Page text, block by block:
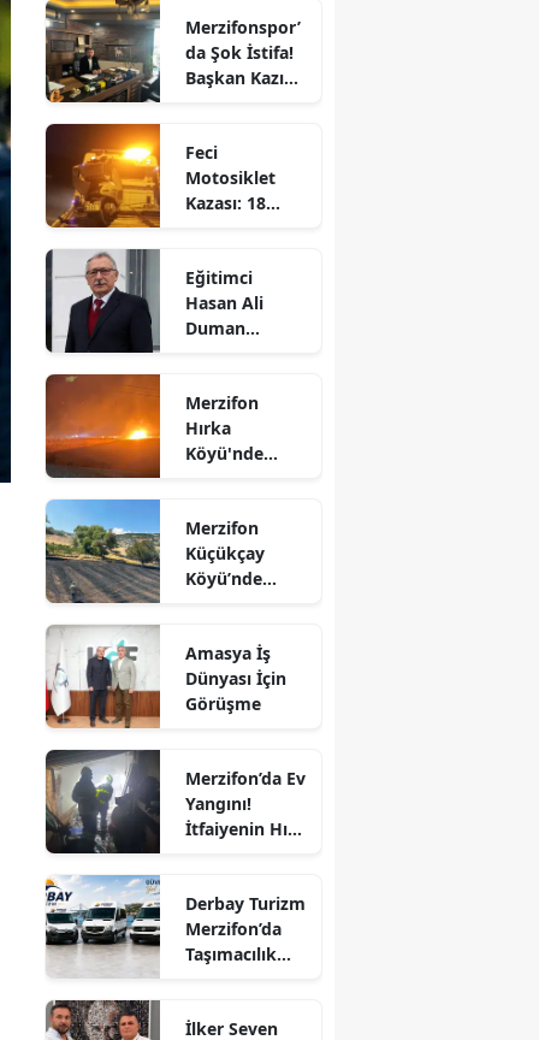
Bingöl
Bitlis
Burdur
Çanakkale
Çankırı
Denizli
Edirne
Elazığ
Erzurum
Gaziantep
Giresun
Hakkari
Isparta
Merzifonspor’
da Şok İstifa!
Başkan Kazım
Feci
Motosiklet
Kazası: 18
Kaybetti
Eğitimci
Hasan Ali
Duman
Merzifon
Hırka
Köyü'nde
Alevler İlçenin
Birçok
Noktasından
Merzifon
Küçükçay
Köyü’nde
Alan Zarar
Gördü
Amasya İş
Dünyası İçin
Görüşme
Merzifon’da Ev
Yangını!
İtfaiyenin Hızlı
Derbay Turizm
Merzifon’da
Taşımacılık
İlker Seven